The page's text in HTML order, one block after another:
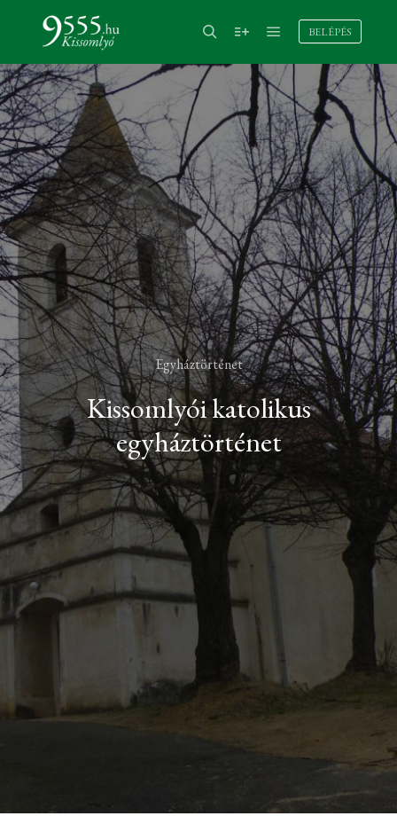
BELÉPÉS
Egyháztörténet
Kissomlyói katolikus
egyháztörténet